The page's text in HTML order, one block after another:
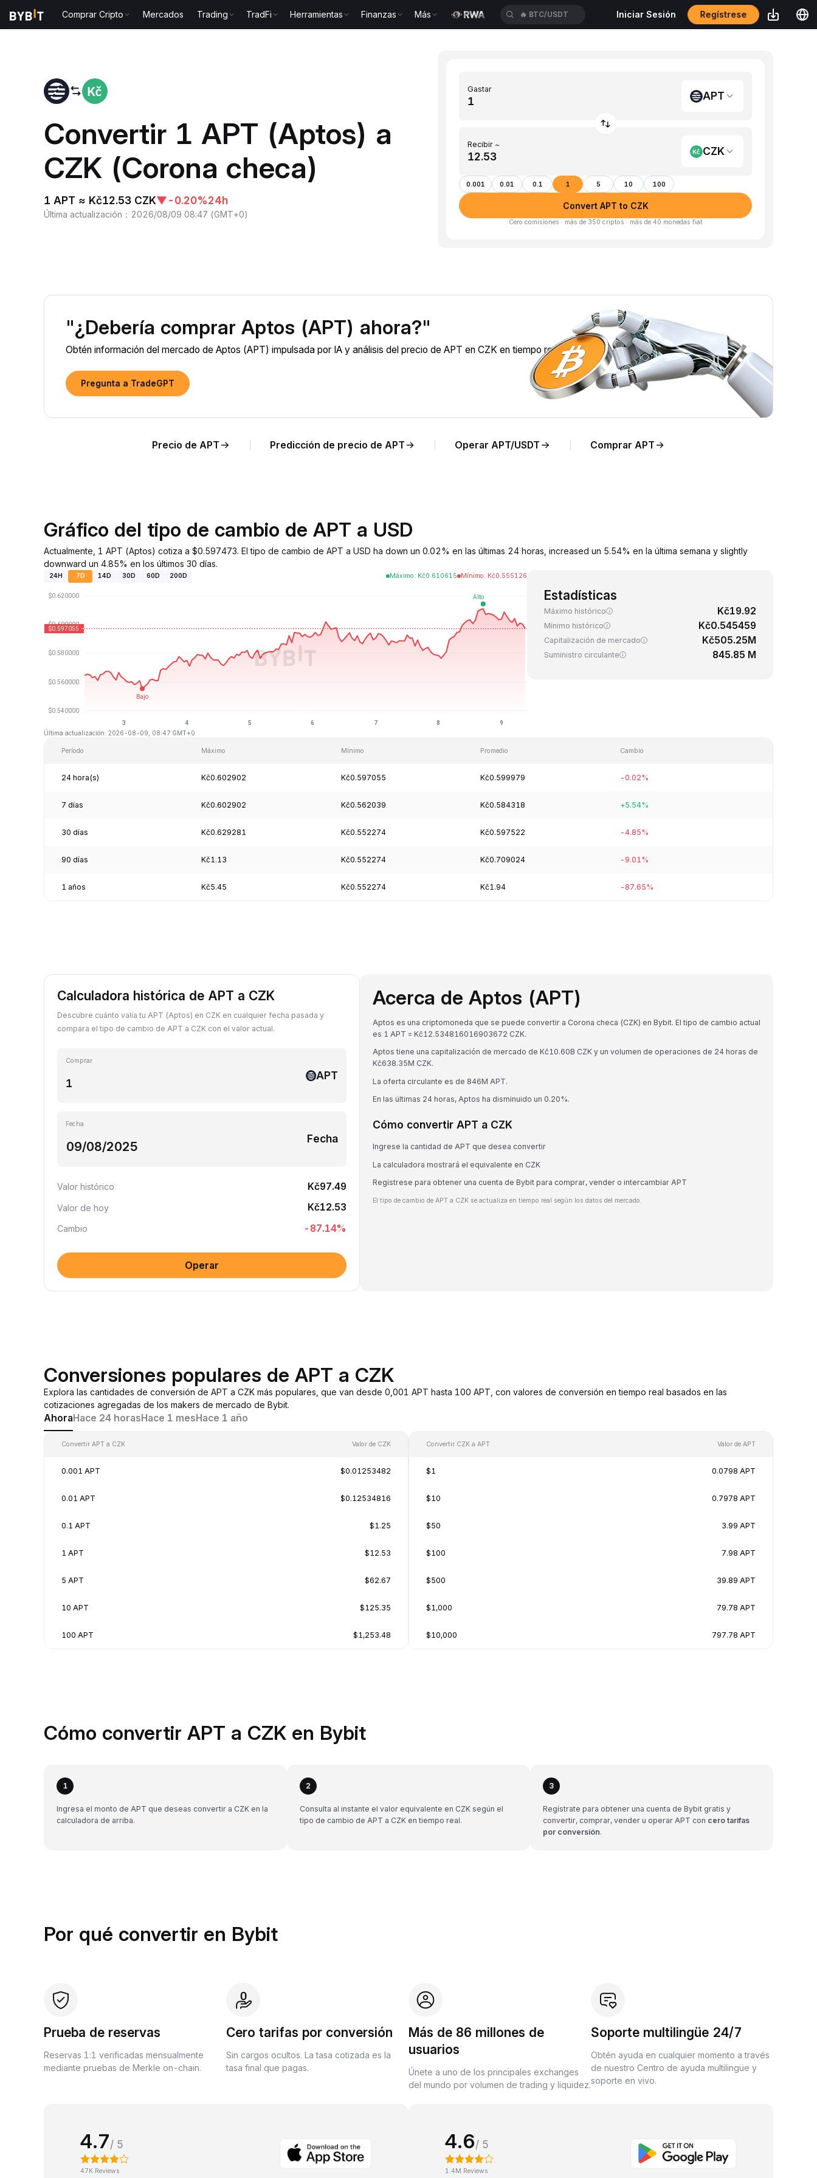
Comprar Cripto Mercados Trading TradFi Herramientas Finanzas Más 🔥 TUTUSDT Iniciar Sesión Regístrese
Convertir 1 APT (Aptos) a
CZK (Corona checa)
1 APT ≈ Kč12.53 CZK▼-0.20%24h
Última actualización ： 2026/08/09 08:47 (GMT+0)
Gastar
APT
Recibir ~
CZK
0.001 0.01 0.1 1 5 10 100
Convert APT to CZK
Cero comisiones · más de 350 criptos · más de 40 monedas fiat
"¿Debería comprar Aptos (APT) ahora?"
Obtén información del mercado de Aptos (APT) impulsada por IA y análisis del precio de APT en CZK en tiempo real.
Pregunta a TradeGPT
Precio de APT Predicción de precio de APT Operar APT/USDT Comprar APT
Gráfico del tipo de cambio de APT a USD
Actualmente, 1 APT (Aptos) cotiza a $0.597473. El tipo de cambio de APT a USD ha down un 0.02% en las últimas 24 horas, increased un 5.54% en la última semana y slightly
downward un 4.85% en los últimos 30 días.
24H 7D 14D 30D 60D 200D Máximo: Kč0.610615 Mínimo: Kč0.555126
Última actualización: 2026-08-09, 08:47 GMT+0
Estadísticas
Máximo histórico Kč19.92
Mínimo histórico Kč0.545459
Capitalización de mercado Kč505.25M
Suministro circulante 845.85 M
Período Máximo Mínimo Promedio Cambio
24 hora(s) Kč0.602902 Kč0.597055 Kč0.599979 -0.02%
7 días Kč0.602902 Kč0.562039 Kč0.584318 +5.54%
30 días Kč0.629281 Kč0.552274 Kč0.597522 -4.85%
90 días Kč1.13 Kč0.552274 Kč0.709024 -9.01%
1 años Kč5.45 Kč0.552274 Kč1.94 -87.65%
Calculadora histórica de APT a CZK
Descubre cuánto valía tu APT (Aptos) en CZK en cualquier fecha pasada y
compara el tipo de cambio de APT a CZK con el valor actual.
Comprar
APT
Fecha
Fecha
Valor histórico Kč97.49
Valor de hoy Kč12.53
Cambio -87.14%
Operar
Acerca de Aptos (APT)
Aptos es una criptomoneda que se puede convertir a Corona checa (CZK) en Bybit. El tipo de cambio actual
es 1 APT = Kč12.534816016903672 CZK.
Aptos tiene una capitalización de mercado de Kč10.60B CZK y un volumen de operaciones de 24 horas de
Kč638.35M CZK.
La oferta circulante es de 846M APT.
En las últimas 24 horas, Aptos ha disminuido un 0.20%.
Cómo convertir APT a CZK
Ingrese la cantidad de APT que desea convertir
La calculadora mostrará el equivalente en CZK
Regístrese para obtener una cuenta de Bybit para comprar, vender o intercambiar APT
El tipo de cambio de APT a CZK se actualiza en tiempo real según los datos del mercado.
Conversiones populares de APT a CZK
Explora las cantidades de conversión de APT a CZK más populares, que van desde 0,001 APT hasta 100 APT, con valores de conversión en tiempo real basados en las
cotizaciones agregadas de los makers de mercado de Bybit.
AhoraHace 24 horasHace 1 mesHace 1 año
Convertir APT a CZK Valor de CZK
0.001 APT $0.01253482
0.01 APT $0.12534816
0.1 APT $1.25
1 APT $12.53
5 APT $62.67
10 APT $125.35
100 APT $1,253.48
Convertir CZK a APT Valor de APT
$1 0.0798 APT
$10 0.7978 APT
$50 3.99 APT
$100 7.98 APT
$500 39.89 APT
$1,000 79.78 APT
$10,000 797.78 APT
Cómo convertir APT a CZK en Bybit
1
Ingresa el monto de APT que deseas convertir a CZK en la
calculadora de arriba.
2
Consulta al instante el valor equivalente en CZK según el
tipo de cambio de APT a CZK en tiempo real.
3
Regístrate para obtener una cuenta de Bybit gratis y
convertir, comprar, vender u operar APT con cero tarifas
por conversión.
Por qué convertir en Bybit
Prueba de reservas
Reservas 1:1 verificadas mensualmente
mediante pruebas de Merkle on-chain.
Cero tarifas por conversión
Sin cargos ocultos. La tasa cotizada es la
tasa final que pagas.
Más de 86 millones de
usuarios
Únete a uno de los principales exchanges
del mundo por volumen de trading y liquidez.
Soporte multilingüe 24/7
Obtén ayuda en cualquier momento a través
de nuestro Centro de ayuda multilingüe y
soporte en vivo.
4.7/ 5
47K Reviews
4.6/ 5
1.4M Reviews